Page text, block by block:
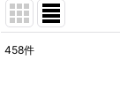
458件